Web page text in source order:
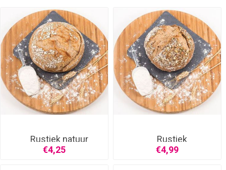
Rustiek natuur
€4,25
Rustiek
granen/zaden
€4,99